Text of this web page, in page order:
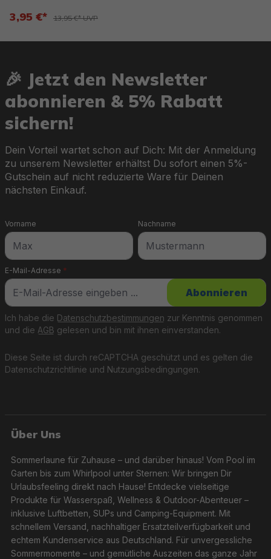
3,95 €* 13,95 €* UVP
🎉 Jetzt den Newsletter
abonnieren & 5% Rabatt
sichern!
Dein Vorteil wartet schon auf Dich: Mit der Anmeldung
zu unserem Newsletter erhältst Du sofort einen 5%-
Gutschein auf nicht reduzierte Ware für Deinen
nächsten Einkauf.
E-Mail-Adresse *
Vorname Nachname
Diese Seite ist durch reCAPTCHA geschützt und es gelten die
Datenschutzrichtlinie und Nutzungsbedingungen.
Ich habe die Datenschutzbestimmungen zur Kenntnis genommen
und die AGB gelesen und bin mit ihnen einverstanden.
Abonnieren
Über Uns
Sommerlaune für Zuhause – und darüber hinaus! Vom Pool im
Garten bis zum Whirlpool unter Sternen: Wir bringen Dir
Urlaubsfeeling direkt nach Hause! Entdecke vielseitige
Produkte für Wasserspaß, Wellness & Outdoor-Abenteuer –
inklusive Luftbetten, SUPs und Camping-Equipment. Mit
schnellem Versand, nachhaltiger Ersatzteilverfügbarkeit und
echtem Kundenservice aus Deutschland. Für unvergessliche
Sommermomente – und gemütliche Auszeiten das ganze Jahr